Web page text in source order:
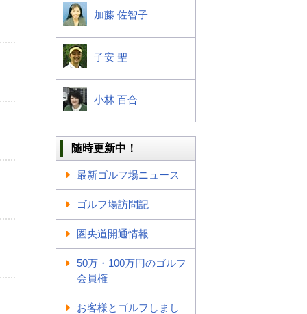
加藤 佐智子
子安 聖
小林 百合
随時更新中！
最新ゴルフ場ニュース
ゴルフ場訪問記
圏央道開通情報
50万・100万円のゴルフ
会員権
お客様とゴルフしまし